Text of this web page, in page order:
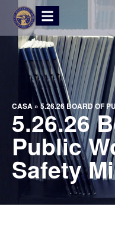
CASA»5.26.26 BOARD OF
5.26.26
Public
Safety